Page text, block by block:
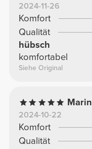
2024-11-26
Komfort
Qualität
hübsch
komfortabel
Siehe Original
2024-10-22
Komfort
Qualität